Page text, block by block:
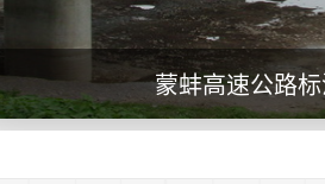
蒙蚌高速公路